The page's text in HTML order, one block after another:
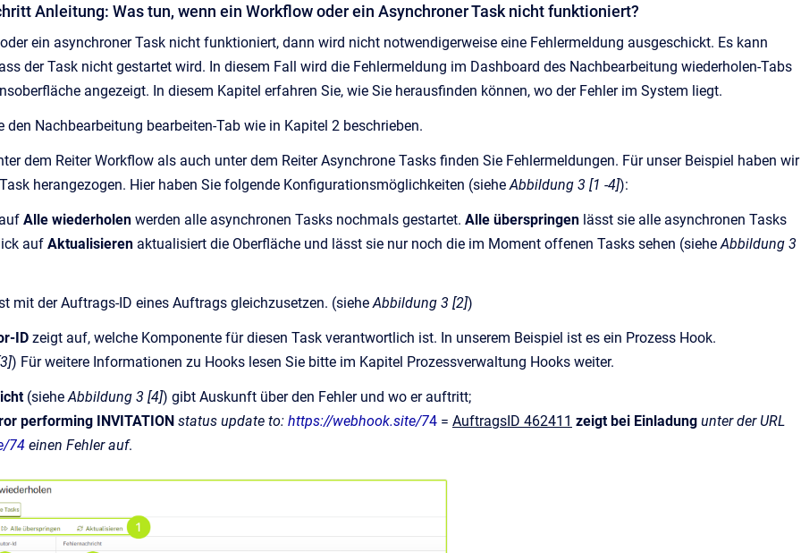
Anleitung: Was tun, wenn ein Workflow oder ein Asynchroner Task nicht funktioniert?
ein asynchroner Task nicht funktioniert, dann wird nicht notwendigerweise eine Fehlermeldung ausgeschickt. Es kann
der Task nicht gestartet wird. In diesem Fall wird die Fehlermeldung im Dashboard des Nachbearbeitung wiederholen-Tabs
angezeigt. In diesem Kapitel erfahren Sie, wie Sie herausfinden können, wo der Fehler im System liegt.
den Nachbearbeitung bearbeiten-Tab wie in Kapitel 2 beschrieben.
dem Reiter Workflow als auch unter dem Reiter Asynchrone Tasks finden Sie Fehlermeldungen. Für unser Beispiel haben wir
herangezogen. Hier haben Sie folgende Konfigurationsmöglichkeiten (sieheAbbildung 3 [1 -4]):
Alle wiederholen werden alle asynchronen Tasks nochmals gestartet. Alle überspringen lässt sie alle asynchronen Tasks
auf Aktualisieren aktualisiert die Oberfläche und lässt sie nur noch die im Moment offenen Tasks sehen (sieheAbbildung 3
mit der Auftrags-ID eines Auftrags gleichzusetzen. (sieheAbbildung 3 [2])
ID zeigt auf, welche Komponente für diesen Task verantwortlich ist. In unserem Beispiel ist es ein Prozess Hook.
) Für weitere Informationen zu Hooks lesen Sie bitte im Kapitel Prozessverwaltung Hooks weiter.
(sieheAbbildung 3 [4]) gibt Auskunft über den Fehler und wo er auftritt;
performing INVITATION status update to: https://webhook.site/74 = AuftragsID 462411 zeigt bei Einladung unter der URL
74 einen Fehler auf.